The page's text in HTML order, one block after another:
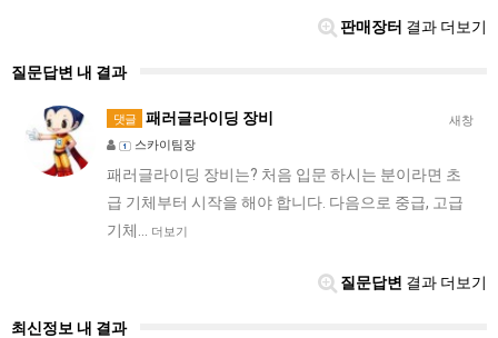
판매장터 결과 더보기
질문답변 내 결과
새창
댓글 패러글라이딩 장비
스카이팀장
패러글라이딩 장비는? 처음 입문 하시는 분이라면 초
급 기체부터 시작을 해야 합니다. 다음으로 중급, 고급
기체…
더보기
질문답변 결과 더보기
최신정보 내 결과